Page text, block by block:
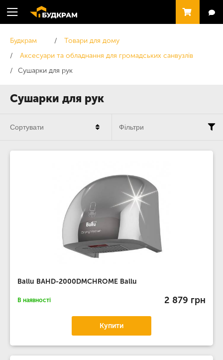
Сушарки для рук
Будкрам
Товари для дому
Аксесуари та обладнання для громадських санвузлів
Сушарки для рук
Ballu BAHD-2000DMCHROME Ballu
В наявності 2 879 грн
Купити
Сортувати Фільтри